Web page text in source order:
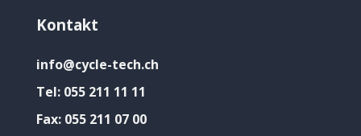
Kontakt
info@cycle-tech.ch
Tel: 055 211 11 11
Fax: 055 211 07 00